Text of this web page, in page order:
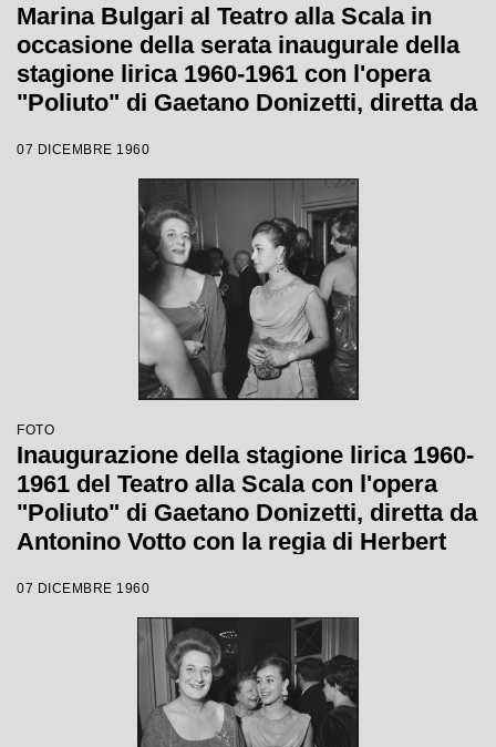
Marina Bulgari al Teatro alla Scala in
occasione della serata inaugurale della
stagione lirica 1960-1961 con l'opera
"Poliuto" di Gaetano Donizetti, diretta da
Graf
07 DICEMBRE 1960
FOTO
Inaugurazione della stagione lirica 1960-
1961 del Teatro alla Scala con l'opera
"Poliuto" di Gaetano Donizetti, diretta da
Antonino Votto con la regia di Herbert
07 DICEMBRE 1960